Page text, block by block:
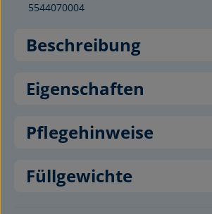
5544070004
Beschreibung
Eigenschaften
Pflegehinweise
Füllgewichte